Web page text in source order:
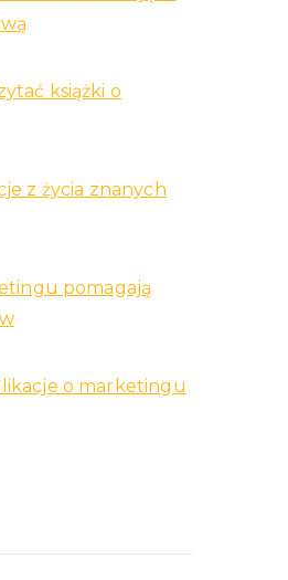
książki o
z życia znanych
pomagają
o marketingu